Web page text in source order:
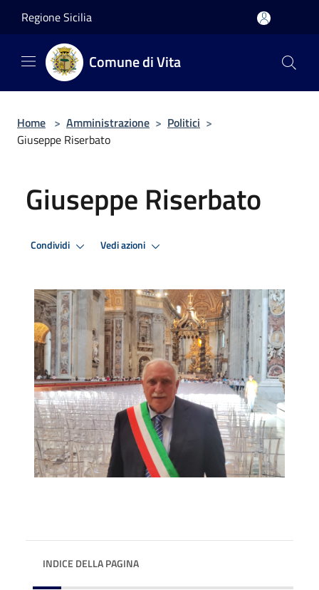
Regione Sicilia
Comune di Vita
Home > Amministrazione > Politici >
Giuseppe Riserbato
Giuseppe Riserbato
Condividi Vedi azioni
INDICE DELLA PAGINA